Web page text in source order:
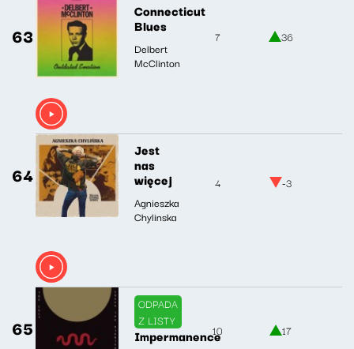
63
Connecticut
Blues
Delbert
McClinton
7 36
64
Jest
nas
więcej
Agnieszka
Chylinska
4 -3
65
ODPADA
Z LISTY
Impermanence
10 17